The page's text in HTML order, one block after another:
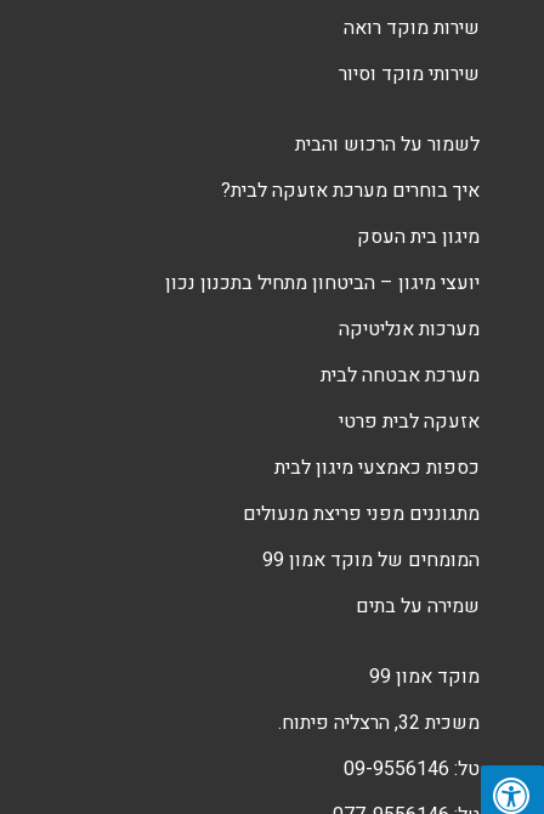
שירות מוקד רואה
שירותי מוקד וסיור
לשמור על הרכוש והבית
איך בוחרים מערכת אזעקה לבית?
מיגון בית העסק
יועצי מיגון – הביטחון מתחיל בתכנון נכון
מערכות אנליטיקה
מערכת אבטחה לבית
אזעקה לבית פרטי
כספות כאמצעי מיגון לבית
מתגוננים מפני פריצת מנעולים
המומחים של מוקד אמון 99
שמירה על בתים
מוקד אמון 99
משכית 32, הרצליה פיתוח.
טל: 09-9556146